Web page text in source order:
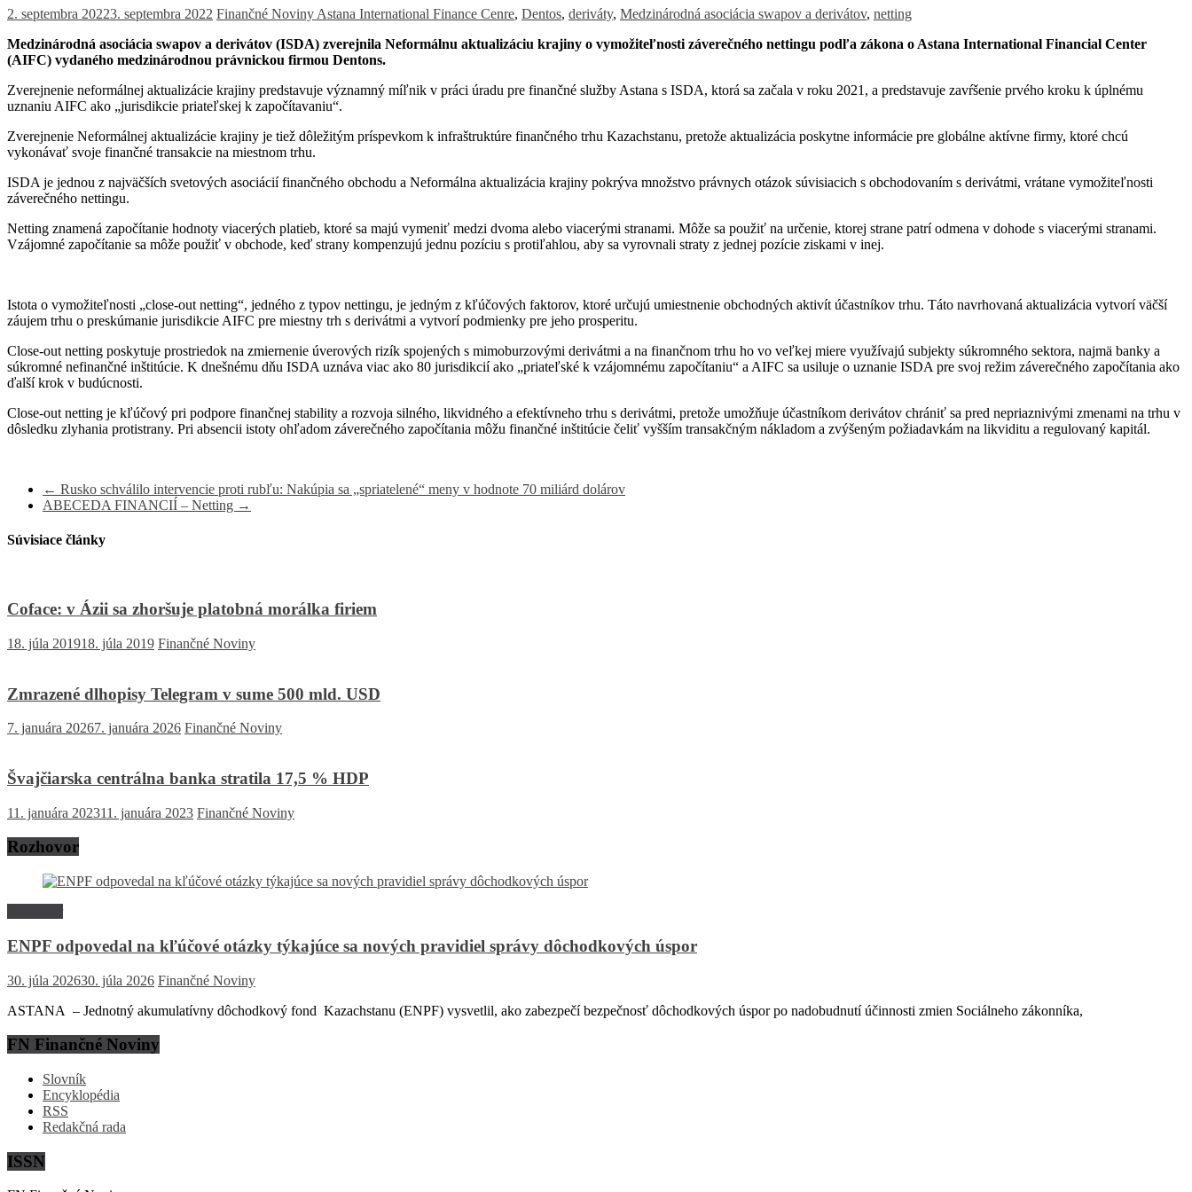
2. septembra 20223. septembra 2022 Finančné Noviny Astana International Finance Cenre, Dentos, deriváty, Medzinárodná asociácia swapov a derivátov, netting
Medzinárodná asociácia swapov a derivátov (ISDA) zverejnila Neformálnu aktualizáciu krajiny o vymožiteľnosti záverečného nettingu podľa zákona o Astana International Financial Center
(AIFC) vydaného medzinárodnou právnickou firmou Dentons.
Zverejnenie neformálnej aktualizácie krajiny predstavuje významný míľnik v práci úradu pre finančné služby Astana s ISDA, ktorá sa začala v roku 2021, a predstavuje zavŕšenie prvého kroku k úplnému
uznaniu AIFC ako „jurisdikcie priateľskej k započítavaniu“.
Zverejnenie Neformálnej aktualizácie krajiny je tiež dôležitým príspevkom k infraštruktúre finančného trhu Kazachstanu, pretože aktualizácia poskytne informácie pre globálne aktívne firmy, ktoré chcú
vykonávať svoje finančné transakcie na miestnom trhu.
ISDA je jednou z najväčších svetových asociácií finančného obchodu a Neformálna aktualizácia krajiny pokrýva množstvo právnych otázok súvisiacich s obchodovaním s derivátmi, vrátane vymožiteľnosti
záverečného nettingu.
Netting znamená započítanie hodnoty viacerých platieb, ktoré sa majú vymeniť medzi dvoma alebo viacerými stranami. Môže sa použiť na určenie, ktorej strane patrí odmena v dohode s viacerými stranami.
Vzájomné započítanie sa môže použiť v obchode, keď strany kompenzujú jednu pozíciu s protiľahlou, aby sa vyrovnali straty z jednej pozície ziskami v inej.
Istota o vymožiteľnosti „close-out netting“, jedného z typov nettingu, je jedným z kľúčových faktorov, ktoré určujú umiestnenie obchodných aktivít účastníkov trhu. Táto navrhovaná aktualizácia vytvorí väčší
záujem trhu o preskúmanie jurisdikcie AIFC pre miestny trh s derivátmi a vytvorí podmienky pre jeho prosperitu.
Close-out netting poskytuje prostriedok na zmiernenie úverových rizík spojených s mimoburzovými derivátmi a na finančnom trhu ho vo veľkej miere využívajú subjekty súkromného sektora, najmä banky a
súkromné ​​nefinančné inštitúcie. K dnešnému dňu ISDA uznáva viac ako 80 jurisdikcií ako „priateľské k vzájomnému započítaniu“ a AIFC sa usiluje o uznanie ISDA pre svoj režim záverečného započítania ako
ďalší krok v budúcnosti.
Close-out netting je kľúčový pri podpore finančnej stability a rozvoja silného, ​​likvidného a efektívneho trhu s derivátmi, pretože umožňuje účastníkom derivátov chrániť sa pred nepriaznivými zmenami na trhu v
dôsledku zlyhania protistrany. Pri absencii istoty ohľadom záverečného započítania môžu finančné inštitúcie čeliť vyšším transakčným nákladom a zvýšeným požiadavkám na likviditu a regulovaný kapitál.
← Rusko schválilo intervencie proti rubľu: Nakúpia sa „spriatelené“ meny v hodnote 70 miliárd dolárov
ABECEDA FINANCIÍ – Netting →
Súvisiace články
Coface: v Ázii sa zhoršuje platobná morálka firiem
18. júla 201918. júla 2019 Finančné Noviny
Zmrazené dlhopisy Telegram v sume 500 mld. USD
7. januára 20267. januára 2026 Finančné Noviny
Švajčiarska centrálna banka stratila 17,5 % HDP
11. januára 202311. januára 2023 Finančné Noviny
Rozhovor
ENPF odpovedal na kľúčové otázky týkajúce sa nových pravidiel správy dôchodkových úspor
30. júla 202630. júla 2026 Finančné Noviny
ASTANA – Jednotný akumulatívny dôchodkový fond Kazachstanu (ENPF) vysvetlil, ako zabezpečí bezpečnosť dôchodkových úspor po nadobudnutí účinnosti zmien Sociálneho zákonníka,
FN Finančné Noviny
Slovník
Encyklopédia
RSS
Redakčná rada
ISSN